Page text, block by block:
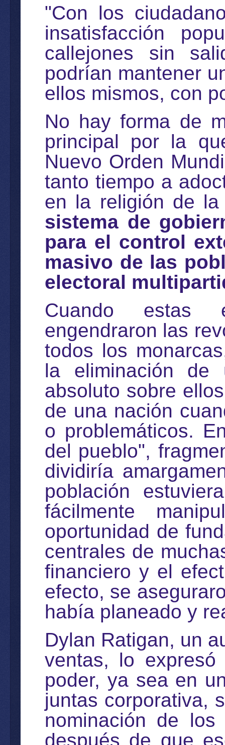
"Con los
insatisfacción
callejones sin
podrían mantener
ellos mismos, con
No hay forma de
principal por la
Nuevo Orden
tanto tiempo a
en la religión de
sistema de
para el control
masivo de las
electoral
Cuando estas
engendraron las
todos los
la eliminación de
absoluto sobre
de una nación
o problemáticos.
del pueblo",
dividiría
población
fácilmente
oportunidad de
centrales de
financiero y el
efecto, se
había planeado y
Dylan Ratigan, un
ventas, lo expresó
poder, ya sea en
juntas corporativa,
nominación de
después de que